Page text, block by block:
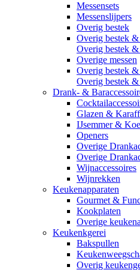
Messensets
Messenslijpers
Overig bestek
Overig bestek &
Overig bestek &
Overige messen
Overig bestek &
Overig bestek &
Drank- &
Glazen &
IJsemmer &
Openers
Overige
Overige
Wijnaccessoires
Wijnrekken
Keukenapparaten
Gourmet &
Kookplaten
Overige
Keukenkgerei
Bakspullen
Overig